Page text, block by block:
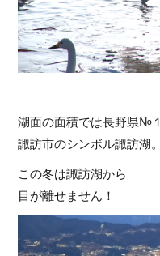
湖面の面積では長野県№１
諏訪市のシンボル諏訪湖。
この冬は諏訪湖から
目が離せません！